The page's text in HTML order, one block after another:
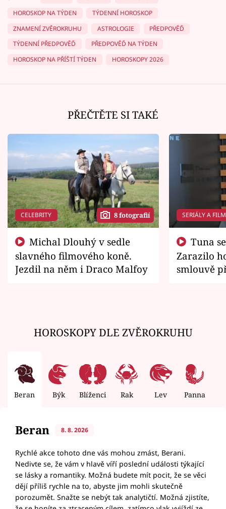
HOROSKOP NA TÝDEN
TÝDENNÍ HOROSKOP
ZNAMENÍ ZVĚROKRUHU
ASTROLOGIE
PŘEDPOVĚĎ
TÝDENNÍ PŘEDPOVĚĎ
PŘEDPOVĚĎ NA TÝDEN
HOROSKOP NA PŘÍŠTÍ TÝDEN
HOROSKOPY 2026
PŘEČTĚTE SI TAKÉ
CELEBRITY 8 fotografií
slavného filmového koně.
Jezdil na něm i Draco Malfoy
SERIÁLY A
Zarazilo
smlouvě
HOROSKOPY DLE ZVĚROKRUHU
Beran Býk Blíženci Rak Lev Panna
Beran 8. 8. 2026
Rychlé akce tohoto dne vás mohou zmást, Berani.
Nedivte se, že vám v hlavě víří poslední události týkající
se lásky a romantiky. Možná budete mít pocit, že se věci
dějí příliš rychle na to, abyste jim mohli skutečně
porozumět. Snažte se nebýt tak analytičtí. Možná zjistíte,